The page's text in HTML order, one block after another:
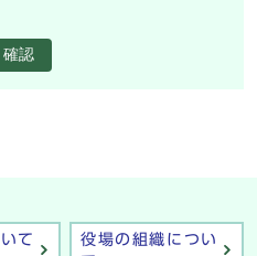
確認
て
役場の組織につい